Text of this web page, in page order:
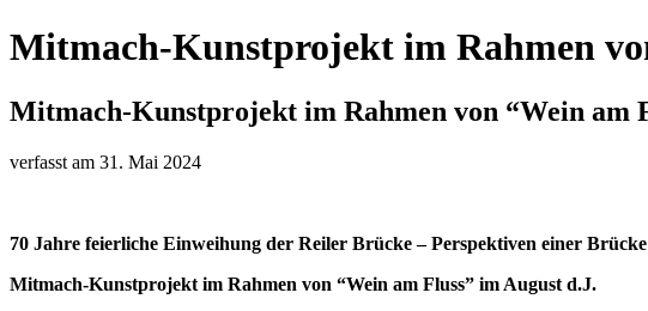
Mitmach-Kunstprojekt im Rahmen
Mitmach-Kunstprojekt im Rahmen von “Wein am
verfasst am 31. Mai 2024
70 Jahre feierliche Einweihung der Reiler Brücke – Perspektiven einer Brücke
Mitmach-Kunstprojekt im Rahmen von “Wein am Fluss” im August d.J.